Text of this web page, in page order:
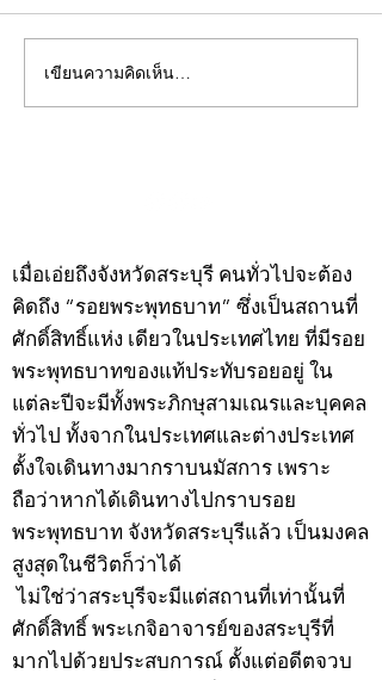
คอลัมน์"จับชีพจรวงการ
พระ"ประจำพุธที่ 29
เขียนความคิดเห็น…
เมื่อเอ่ยถึงจังหวัดสระบุรี คนทั่วไปจะต้อง
คิดถึง “รอยพระพุทธบาท” ซึ่งเป็นสถานที่
ศักดิ์สิทธิ์แห่ง เดียวในประเทศไทย ที่มีรอย
พระพุทธบาทของแท้ประทับรอยอยู่ ใน
แต่ละปีจะมีทั้งพระภิกษุสามเณรและบุคคล
ทั่วไป ทั้งจากในประเทศและต่างประเทศ
ตั้งใจเดินทางมากราบนมัสการ เพราะ
ถือว่าหากได้เดินทางไปกราบรอย
พระพุทธบาท จังหวัดสระบุรีแล้ว เป็นมงคล
สูงสุดในชีวิตก็ว่าได้
ไม่ใช่ว่าสระบุรีจะมีแต่สถานที่เท่านั้นที่
ศักดิ์สิทธิ์ พระเกจิอาจารย์ของสระบุรีที่
มากไปด้วยประสบการณ์ ตั้งแต่อดีตจวบ